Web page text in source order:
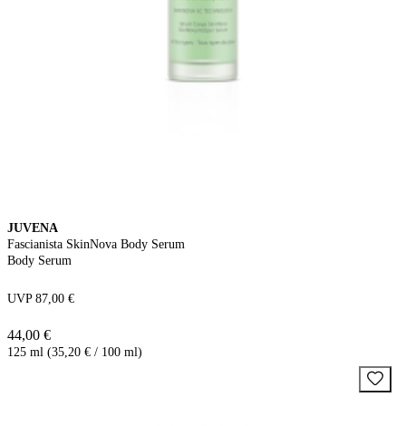
JUVENA
Fascianista SkinNova Body Serum
Body Serum
UVP 87,00 €
44,00 €
125 ml (35,20 € / 100 ml)